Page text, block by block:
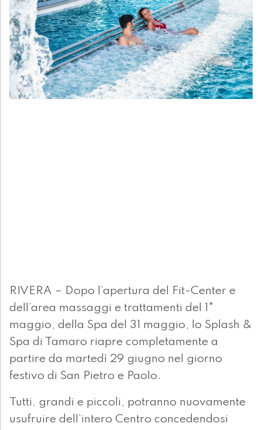
RIVERA – Dopo l’apertura del Fit-Center e
dell’area massaggi e trattamenti del 1°
maggio, della Spa del 31 maggio, lo Splash &
Spa di Tamaro riapre completamente a
partire da martedì 29 giugno nel giorno
festivo di San Pietro e Paolo.
Tutti, grandi e piccoli, potranno nuovamente
usufruire dell’intero Centro concedendosi